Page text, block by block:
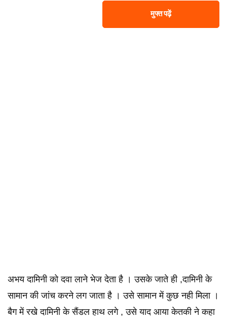
मुफ्त पढ़ें
अभय दामिनी को दवा लाने भेज देता है । उसके जाते ही ,दामिनी के
सामान की जांच करने लग जाता है । उसे सामान में कुछ नही मिला ।
बैग में रखे दामिनी के सैंडल हाथ लगे , उसे याद आया केतकी ने कहा